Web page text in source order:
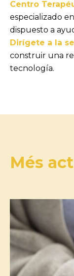
Centro
especializado
dispuesto a
Dirígete a la
construir una
tecnología.
Més